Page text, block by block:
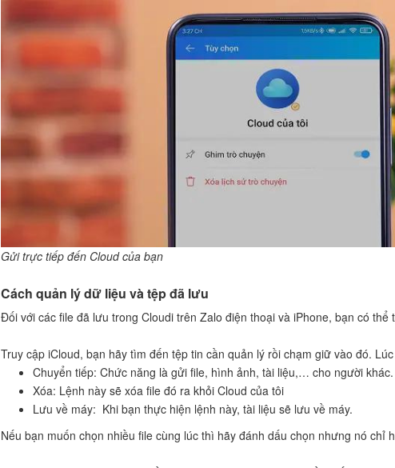
Gửi trực tiếp đến Cloud của bạn
Cách quản lý dữ liệu và tệp đã lưu
Đối với các file đã lưu trong Cloudi trên Zalo điện thoại và iPhone, bạn có
Truy cập iCloud, bạn hãy tìm đến tệp tin cần quản lý rồi chạm giữ vào đó.
Chuyển tiếp: Chức năng là gửi file, hình ảnh, tài liệu,… cho người khác.
Xóa: Lệnh này sẽ xóa file đó ra khỏi Cloud của tôi
Lưu về máy: Khi bạn thực hiện lệnh này, tài liệu sẽ lưu về máy.
Nếu bạn muốn chọn nhiều file cùng lúc thì hãy đánh dấu chọn nhưng nó chỉ